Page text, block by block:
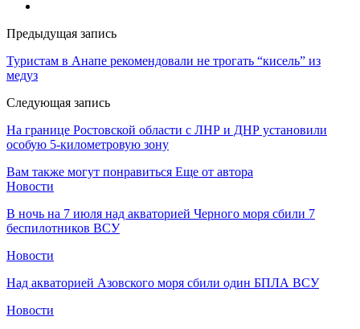
Предыдущая запись
​Туристам в Анапе рекомендовали не трогать “кисель” из
медуз
Следующая запись
На границе Ростовской области с ЛНР и ДНР установили
особую 5-километровую зону
Вам также могут понравиться Еще от автора
Новости
В ночь на 7 июля над акваторией Черного моря сбили 7
беспилотников ВСУ
Новости
Над акваторией Азовского моря сбили один БПЛА ВСУ
Новости